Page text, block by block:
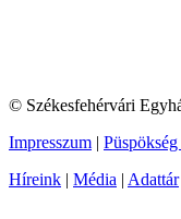
© Székesfehérvári
Impresszum |
Híreink | Média | Adattár